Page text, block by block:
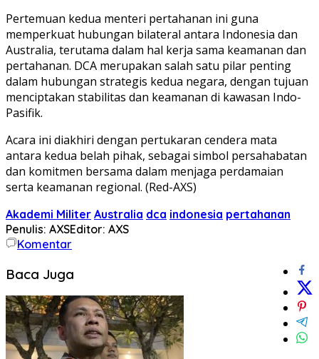
Pertemuan kedua menteri pertahanan ini guna
memperkuat hubungan bilateral antara Indonesia dan
Australia, terutama dalam hal kerja sama keamanan dan
pertahanan. DCA merupakan salah satu pilar penting
dalam hubungan strategis kedua negara, dengan tujuan
menciptakan stabilitas dan keamanan di kawasan Indo-
Pasifik.
Acara ini diakhiri dengan pertukaran cendera mata
antara kedua belah pihak, sebagai simbol persahabatan
dan komitmen bersama dalam menjaga perdamaian
serta keamanan regional. (Red-AXS)
Akademi Militer Australia dca indonesia pertahanan
Penulis: AXSEditor: AXS
Komentar
Baca Juga